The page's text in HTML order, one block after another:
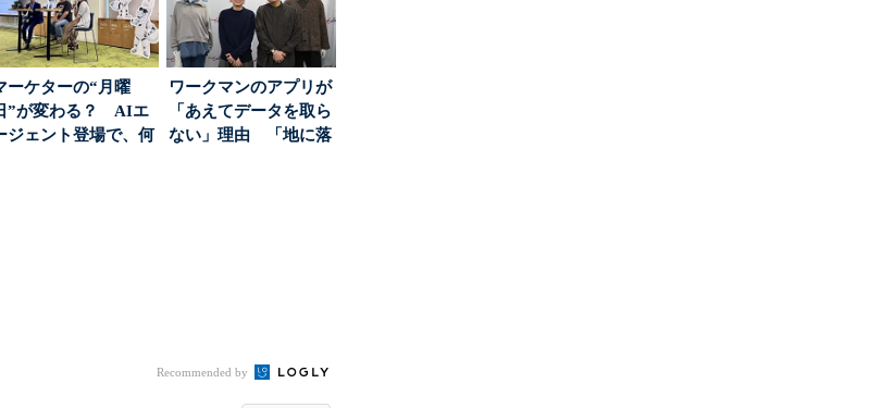
ーケターの“月曜
”が変わる？ AIエ
ジェント登場で、何
ワークマンのアプリが
「あえてデータを取ら
ない」理由 「地に落
Recommended by